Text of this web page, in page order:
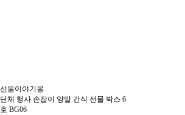
선물이야기몰
단체 행사 손잡이 양말 간식 선물 박스 6
호 BG06